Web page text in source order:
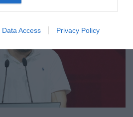
Data Access Privacy Policy